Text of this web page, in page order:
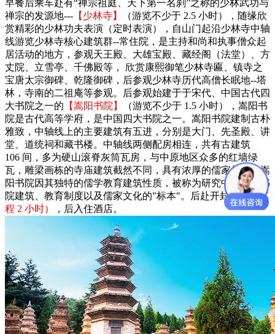
早餐后乘车赴有“禅宗祖庭、天下第一名刹”之称的少林武功与
禅宗的发源地--- 【少林寺】
（游览不少于 2.5 小时），随缘欣
赏精彩的少林功夫表演（定时表演），自山门起沿少林寺中轴
线游览少林寺核心建筑群--常住院，是主持和尚和执事僧众起
居活动的地方，参观天王殿、大雄宝殿、藏经阁（法堂）、方
丈院、立雪亭、千佛殿等， 欣赏康熙御笔少林寺匾、镇寺之
宝唐太宗御碑、乾隆御碑，后参观少林寺历代高僧长眠地--塔
林，寺南的二祖庵等参观。后参观始建于于宋代、中国古代四
大书院之一的 【嵩阳书院】
（游览不少于 1.5 小时），嵩阳书
院是古代高等学府，是中国四大书院之一。嵩阳书院建制古朴
雅致，中轴线上的主要建筑有五进，分别是大门、先圣殿、讲
堂、道统祠和藏书楼。中轴线两侧配房相连，共有古建筑
106 间，多为硬山滚脊灰筒瓦房，与中原地区众多的红墙绿
瓦，雕梁画栋的寺庙建筑截然不同，具有浓厚的儒家气息。嵩
阳书院因其独特的儒学教育建筑性质，被称为研究中国古代书
院建筑、教育制度以及儒家文化的"标本"。后赴开封（正常车
程 2 小时）
，后入住酒店。